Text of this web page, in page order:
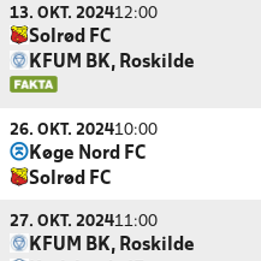
13. OKT. 202412:00
Solrød FC
KFUM BK, Roskilde
26. OKT. 202410:00
Køge Nord FC
Solrød FC
27. OKT. 202411:00
KFUM BK, Roskilde